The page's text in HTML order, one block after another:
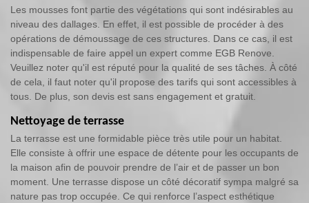
Les mousses font partie des végétations qui sont indésirables au
niveau des dallages. En effet, il est possible de procéder à des
opérations de démoussage de ces structures. Dans ce cas, il est
indispensable de faire appel un expert comme EGB Renove.
Veuillez noter qu'il est réputé pour la qualité de ses tâches. À côté
de cela, il faut noter qu'il propose des tarifs qui sont accessibles à
tous. De plus, son devis est sans engagement et gratuit.
Nettoyage de terrasse
La terrasse est une formidable pièce très utile pour un habitat.
Elle consiste à offrir une espace de détente pour les occupants de
la maison afin de pouvoir prendre de l’air et de passer un bon
moment. Une terrasse dispose un côté décoratif sympa malgré sa
nature pas trop occupée. Ce qui renforce l’aspect esthétique